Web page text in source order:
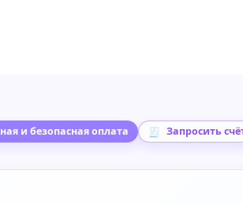
и безопасная оплата Запросить